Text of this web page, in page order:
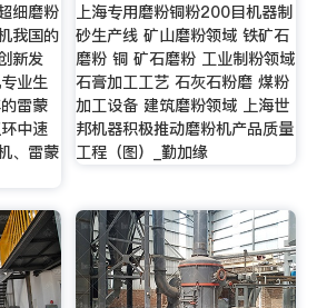
细磨粉
我国的
新发
业生
雷蒙
中速
、雷蒙
上海专用磨粉铜粉200目机器制
砂生产线 矿山磨粉领域 铁矿石
磨粉 铜 矿石磨粉 工业制粉领域
石膏加工工艺 石灰石粉磨 煤粉
加工设备 建筑磨粉领域 上海世
邦机器积极推动磨粉机产品质量
工程（图）_勤加缘